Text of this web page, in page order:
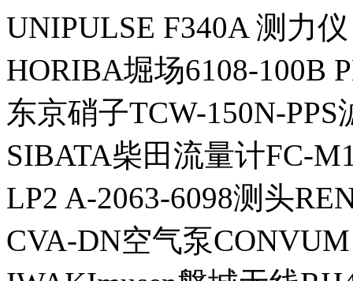
UNIPULSE F340A 测力仪
HORIBA堀场6108-100B
东京硝子TCW-150N-PPS
SIBATA柴田流量计FC-
LP2 A-2063-6098测头
CVA-DN空气泵CONVUM